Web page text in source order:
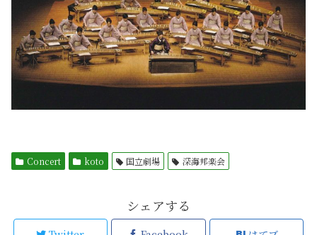
Concert koto 国立劇場 深海邦楽会
シェアする